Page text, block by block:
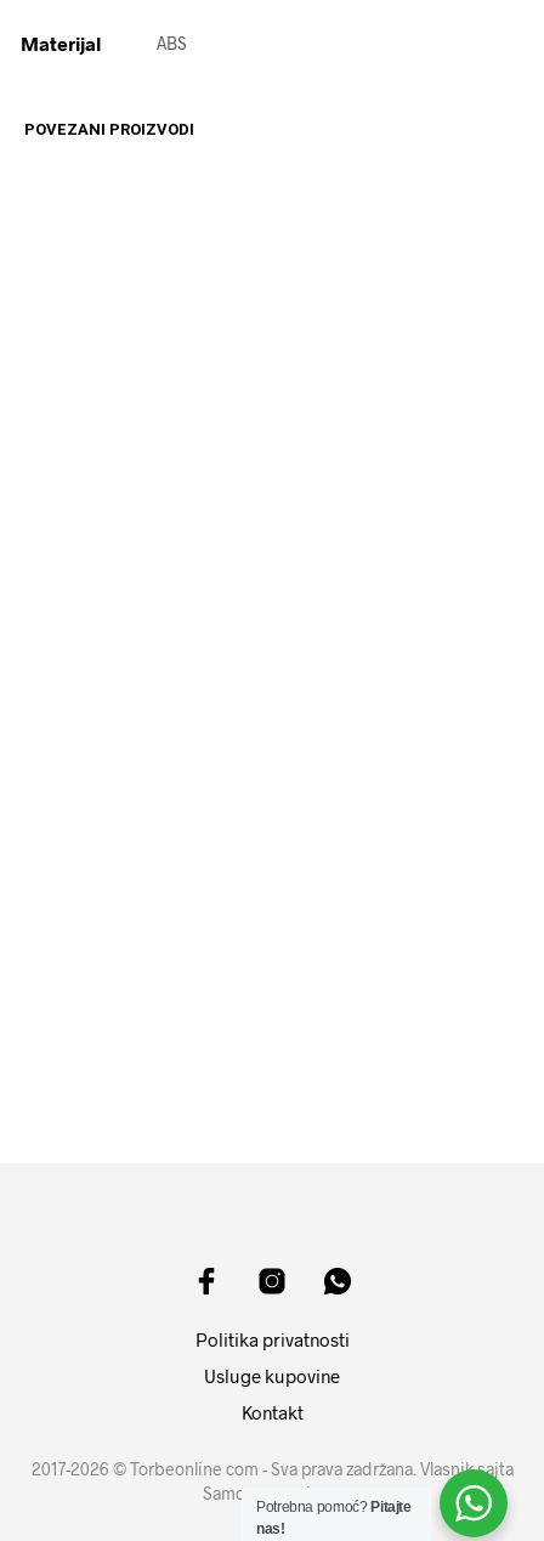
Materijal ABS
POVEZANI PROIZVODI
Politika privatnosti
Usluge kupovine
Kontakt
2017-2026 © Torbeonline com - Sva prava zadržana. Vlasnik sajta
Samouprava d.o.o.
Potrebna pomoć? Pitajte
nas!